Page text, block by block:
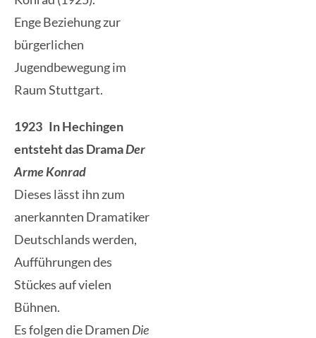
Enge Beziehung zur
bürgerlichen
Jugendbewegung im
Raum Stuttgart.
1923 In Hechingen
entsteht das DramaDer
Arme Konrad
Dieses lässt ihn zum
anerkannten Dramatiker
Deutschlands werden,
Aufführungen des
Stückes auf vielen
Bühnen.
Es folgen die Dramen Die